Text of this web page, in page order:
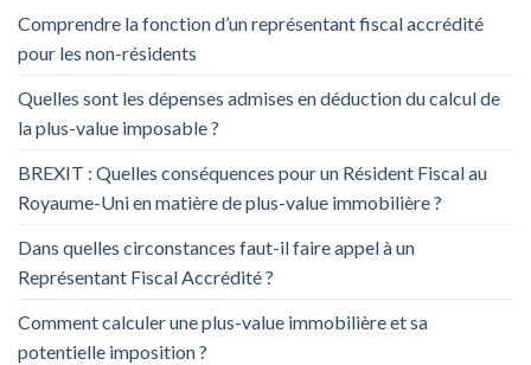
Comprendre la fonction d’un représentant fiscal accrédité
pour les non-résidents
Quelles sont les dépenses admises en déduction du calcul de
la plus-value imposable ?
BREXIT : Quelles conséquences pour un Résident Fiscal au
Royaume-Uni en matière de plus-value immobilière ?
Dans quelles circonstances faut-il faire appel à un
Représentant Fiscal Accrédité ?
Comment calculer une plus-value immobilière et sa
potentielle imposition ?